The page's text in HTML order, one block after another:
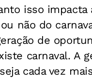
isso
não do
de
carnaval. A
cada vez